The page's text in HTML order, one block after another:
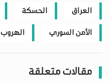
العراق الحسكة
الأمن السوري الهروب
مقالات متعلقة